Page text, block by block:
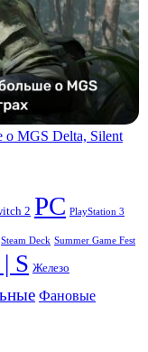
о MGS Delta, Silent
2 PC PlayStation 3
Steam Deck Summer Game Fest
S Железо
Фановые